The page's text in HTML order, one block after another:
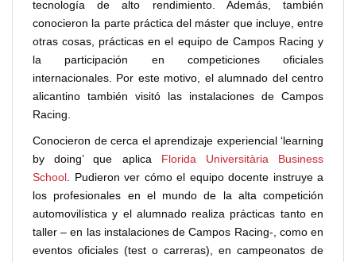
tecnología de alto rendimiento. Además, también
conocieron la parte práctica del máster que incluye, entre
otras cosas, prácticas en el equipo de Campos Racing y
la participación en competiciones oficiales
internacionales. Por este motivo, el alumnado del centro
alicantino también visitó las instalaciones de Campos
Racing.
Conocieron de cerca el aprendizaje experiencial ‘learning
by doing’ que aplica Florida Universitària Business
School. Pudieron ver cómo el equipo docente instruye a
los profesionales en el mundo de la alta competición
automovilística y el alumnado realiza prácticas tanto en
taller – en las instalaciones de Campos Racing-, como en
eventos oficiales (test o carreras), en campeonatos de